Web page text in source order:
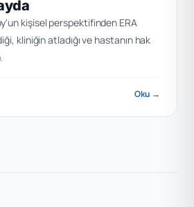
kişisel perspektifinden ERA
kliniğin atladığı ve hastanın hak
Oku →